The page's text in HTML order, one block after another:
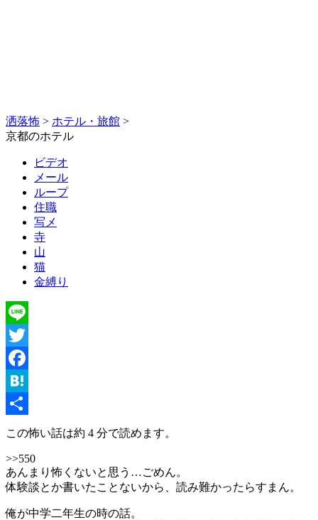
洒落怖 > ホテル・旅館 >
京都のホテル
ビデオ
メール
ループ
住職
写メ
寺
山
猫
金縛り
Line
Twitter
Facebook
Hatena
この怖い話は約 4 分で読めます。
>>550
あんまり怖くないと思う…ごめん。
体験談とか書いたことないから、読み難かったらすまん。
俺が中学二年生の時の話。